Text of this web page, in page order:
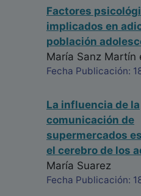
Factores
implicados en
población
María Sanz Martín
Fecha Publicación:
La influencia de la
comunicación de
supermercados
el cerebro de los
María Suarez
Fecha Publicación: